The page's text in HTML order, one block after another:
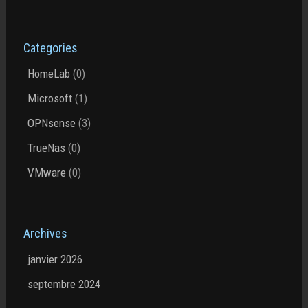
Categories
HomeLab (0)
Microsoft(1)
OPNsense (3)
TrueNas (0)
VMware (0)
Archives
janvier 2026
septembre 2024